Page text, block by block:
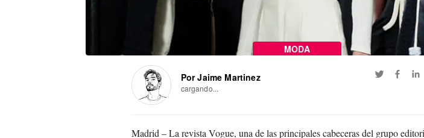
MODA
Por Jaime Martinez
cargando...
Madrid – La revista Vogue, una de las principales cabeceras del grupo